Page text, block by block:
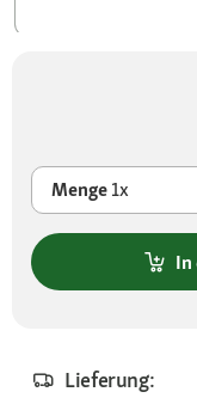
Menge1x
In
Lieferung: